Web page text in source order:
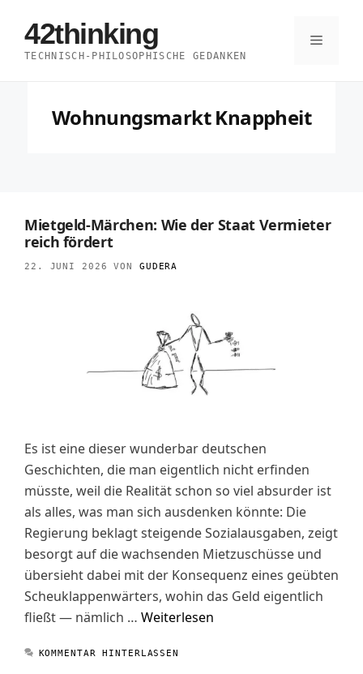
Inhalt
springen
42thinking
TECHNISCH-PHILOSOPHISCHE GEDANKEN
Menü
Wohnungsmarkt Knappheit
Mietgeld-Märchen: Wie der Staat Vermieter
reich fördert
22. JUNI 2026 VON GUDERA
Es ist eine dieser wunderbar deutschen
Geschichten, die man eigentlich nicht erfinden
müsste, weil die Realität schon so viel absurder ist
als alles, was man sich ausdenken könnte: Die
Regierung beklagt steigende Sozialausgaben, zeigt
besorgt auf die wachsenden Mietzuschüsse und
übersieht dabei mit der Konsequenz eines geübten
Scheuklappenwärters, wohin das Geld eigentlich
fließt — nämlich … Weiterlesen
KOMMENTAR HINTERLASSEN